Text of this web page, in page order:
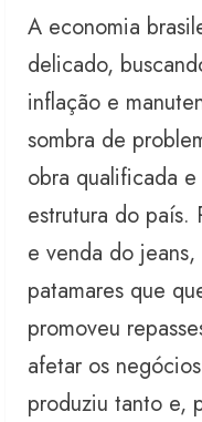
A economia
delicado,
inflação e
sombra de
obra qualificada
estrutura do país.
e venda do
patamares que
promoveu
afetar os
produziu tanto e,